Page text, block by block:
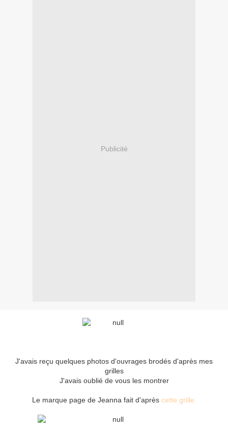
Publicité
J'avais reçu quelques photos d'ouvrages brodés d'après mes
grilles
J'avais oublié de vous les montrer
Le marque page de Jeanna fait d'après cette grille